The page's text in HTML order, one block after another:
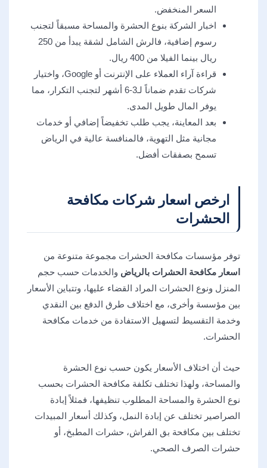
السعر المنخفض.
اخبار الشركة بنوع الحشرة والمساحة مسبقاً لتجنب
رسوم إضافية، فالرش الشامل لشقة يبدأ من 250
ريال بينما الفيلا من 400 ريال.
قراءة آراء العملاء على الإنترنت أو Google، واختيار
شركات تقدم ضماناً لـ3-6 أشهر لتجنب التكرار، مما
يوفر المال طويل المدى.
بعد المعاينة، يجب طلب تخفيضاً إضافي أو خدمات
مجانية مثل التهوية، فالمنافسة عالية في الرياض
تسمح بصفقات أفضل.
ارخص اسعار شركات مكافحة
الحشرات
توفر مؤسسات مكافحة الحشرات مجموعة متنوعة من
اسعار مكافحة الحشرات بالرياض والخدمات حسب حجم
المنزل ونوع الحشرات المراد القضاء عليها، وتتباين الأسعار
بين مؤسسة وأخرى، مع اختلاف طرق الدفع بين النقدي
وخدمة التقسيط لتسهيل الاستفادة من خدمات مكافحة
الحشرات.
حيث أن اختلاف الأسعار يكون حسب نوع الحشرة
والمساحة، ولهذا تختلف تكلفة مكافحة الحشرات بحسب
نوع الحشرة والمساحة المطلوب تنظيفها، فمثلاً إبادة
الصراصير تختلف عن إبادة النمل، وكذلك أسعار المبيدات
تختلف بين مكافحة بق الفراش، حشرات المطبخ، أو
حشرات الصرف الصحي.